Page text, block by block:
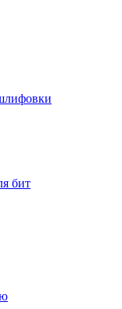
бит